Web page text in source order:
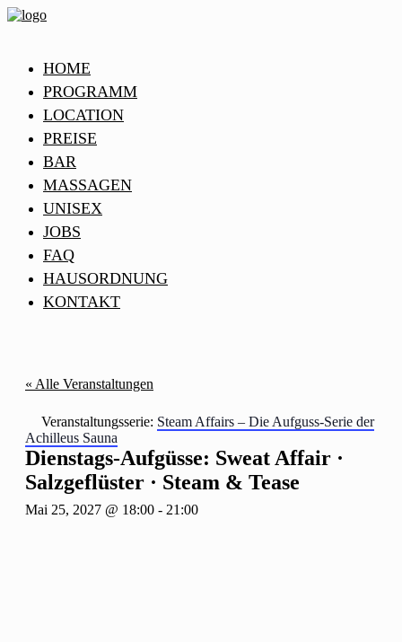
HOME
PROGRAMM
LOCATION
PREISE
BAR
MASSAGEN
UNISEX
JOBS
FAQ
HAUSORDNUNG
KONTAKT
« Alle Veranstaltungen
Veranstaltungsserie: Steam Affairs – Die Aufguss-Serie der
Achilleus Sauna
Dienstags-Aufgüsse: Sweat Affair ·
Salzgeflüster · Steam & Tease
Mai 25, 2027 @ 18:00 - 21:00